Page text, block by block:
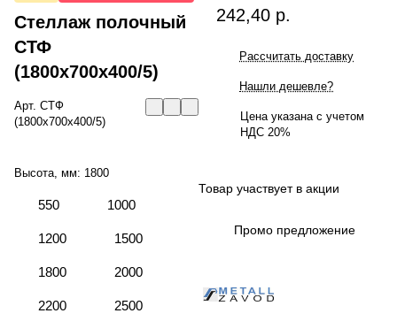
Стеллаж полочный
СТФ
(1800x700x400/5)
Арт. СТФ
(1800x700x400/5)
Высота, мм: 1800
550 1000
1200 1500
1800 2000
2200 2500
242,40 р.
Рассчитать доставку
Нашли дешевле?
Цена указана с учетом
НДС 20%
Товар участвует в акции
Промо предложение